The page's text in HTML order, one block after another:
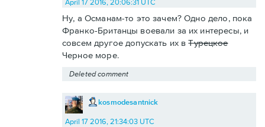
April 17 2016, 20:06:31 UTC
Ну, а Османам-то это зачем? Одно дело, пока
Франко-Британцы воевали за их интересы, и
совсем другое допускать их вТурецкое
Черное море.
Deleted comment
kosmodesantnick
April 17 2016, 21:34:03 UTC